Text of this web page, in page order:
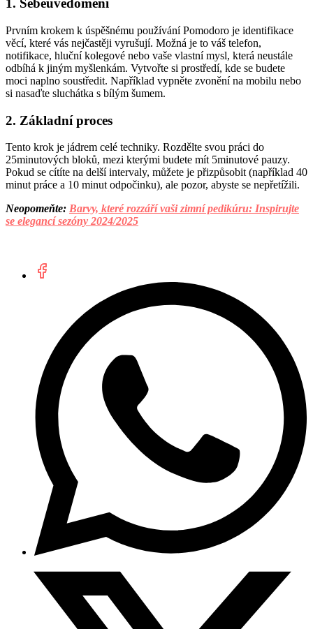
1. Sebeuvědomění
Prvním krokem k úspěšnému používání Pomodoro je identifikace
věcí, které vás nejčastěji vyrušují. Možná je to váš telefon,
notifikace, hluční kolegové nebo vaše vlastní mysl, která neustále
odbíhá k jiným myšlenkám. Vytvořte si prostředí, kde se budete
moci naplno soustředit. Například vypněte zvonění na mobilu nebo
si nasaďte sluchátka s bílým šumem.
2. Základní proces
Tento krok je jádrem celé techniky. Rozdělte svou práci do
25minutových bloků, mezi kterými budete mít 5minutové pauzy.
Pokud se cítíte na delší intervaly, můžete je přizpůsobit (například 40
minut práce a 10 minut odpočinku), ale pozor, abyste se nepřetížili.
Neopomeňte: Barvy, které rozzáří vaši zimní pedikúru: Inspirujte
se elegancí sezóny 2024/2025